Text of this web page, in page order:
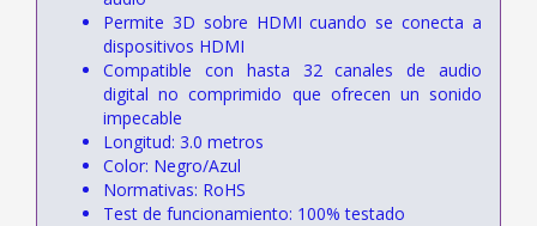
Permite 3D sobre HDMI cuando se conecta a
dispositivos HDMI
Compatible con hasta 32 canales de audio
digital no comprimido que ofrecen un sonido
impecable
Longitud: 3.0 metros
Color: Negro/Azul
Normativas: RoHS
Test de funcionamiento: 100% testado